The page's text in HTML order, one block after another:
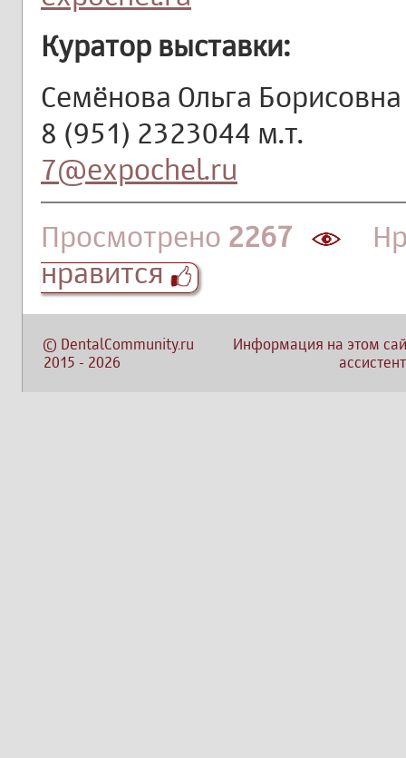
Куратор выставки:
Семёнова Ольга Борисовна
8 (951) 2323044 м.т.
7@expochel.ru
Просмотрено 2267
нравится
© DentalCommunity.ru
2015 - 2026
Информация на этом